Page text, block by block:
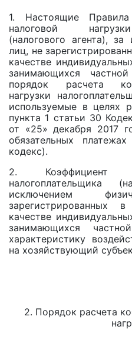
1. Настоящие Правила
налоговой
(налогового агента),
лиц, не
качестве
занимающихся
порядок расчета
нагрузки
используемые в целях
пункта 1 статьи 30
от «25» декабря 2017
обязательных
кодекс).
2. Коэффициент
налогоплательщика
исключением
зарегистрированных
качестве
занимающихся
характеристику
на хозяйствующий
2. Порядок расчета